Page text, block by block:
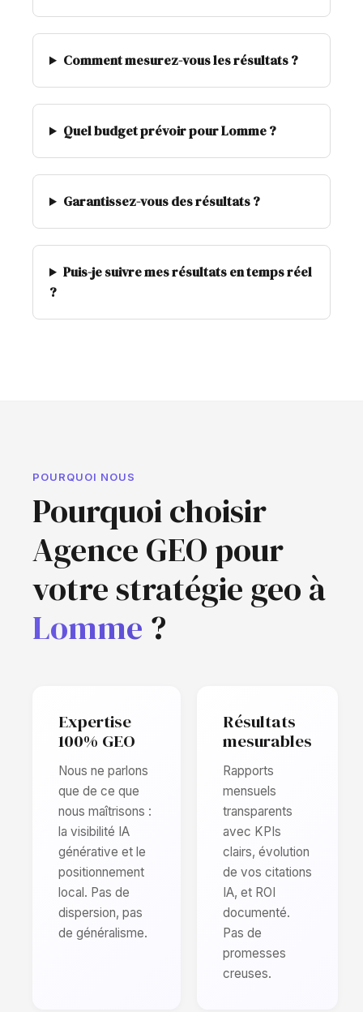
Comment mesurez-vous les résultats ?
Quel budget prévoir pour Lomme ?
Garantissez-vous des résultats ?
Puis-je suivre mes résultats en temps réel
?
POURQUOI NOUS
Pourquoi choisir
Agence GEO pour
votre stratégie geo à
Lomme ?
Expertise
100% GEO
Nous ne parlons
que de ce que
nous maîtrisons :
la visibilité IA
générative et le
positionnement
local. Pas de
dispersion, pas
de généralisme.
Résultats
mesurables
Rapports
mensuels
transparents
avec KPIs
clairs, évolution
de vos citations
IA, et ROI
documenté.
Pas de
promesses
creuses.